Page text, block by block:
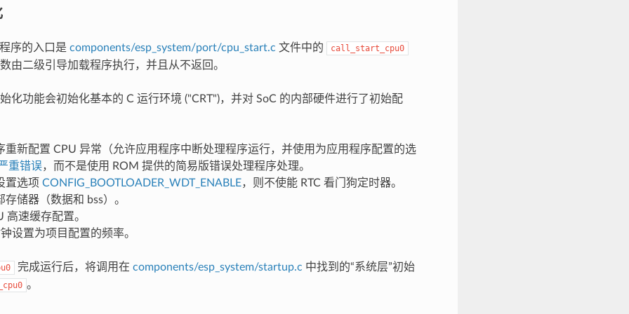
序的入口是 components/esp_system/port/cpu_start.c 文件中的 call_start_cpu0
由二级引导加载程序执行，并且从不返回。
化功能会初始化基本的 C 运行环境 ("CRT")，并对 SoC 的内部硬件进行了初始配
重新配置 CPU 异常（允许应用程序中断处理程序运行，并使用为应用程序配置的选
重错误，而不是使用 ROM 提供的简易版错误处理程序处理。
置选项 CONFIG_BOOTLOADER_WDT_ENABLE，则不使能 RTC 看门狗定时器。
存储器（数据和 bss）。
高速缓存配置。
设置为项目配置的频率。
完成运行后，将调用在 components/esp_system/startup.c 中找到的“系统层”初始
。